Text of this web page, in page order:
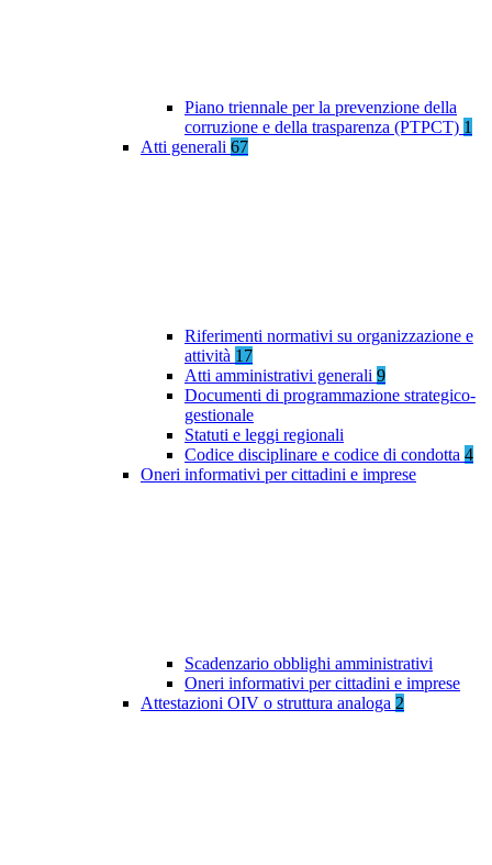
Piano triennale per la prevenzione della
corruzione e della trasparenza (PTPCT) 1
Atti generali 67
Riferimenti normativi su organizzazione e
attività 17
Atti amministrativi generali 9
Documenti di programmazione strategico-
gestionale
Statuti e leggi regionali
Codice disciplinare e codice di condotta 4
Oneri informativi per cittadini e imprese
Scadenzario obblighi amministrativi
Oneri informativi per cittadini e imprese
Attestazioni OIV o struttura analoga 2